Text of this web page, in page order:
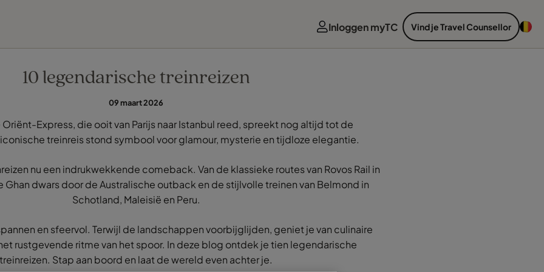
Inloggen myTC Vind je Travel Counsellor
10 legendarische treinreizen
09 maart 2026
Express, die ooit van Parijs naar Istanbul reed, spreekt nog altijd tot de
treinreis stond symbool voor glamour, mysterie en tijdloze elegantie.
nu een indrukwekkende comeback. Van de klassieke routes van Rovos Rail in
Ghan dwars door de Australische outback en de stijlvolle treinen van Belmond in
Schotland, Maleisië en Peru.
en sfeervol. Terwijl de landschappen voorbijglijden, geniet je van culinaire
rustgevende ritme van het spoor. In deze blog ontdek je tien legendarische
treinreizen. Stap aan boord en laat de wereld even achter je.